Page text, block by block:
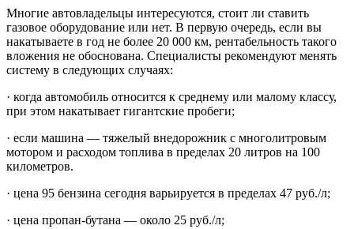
Многие автовладельцы интересуются, стоит ли ставить
газовое оборудование или нет. В первую очередь, если вы
накатываете в год не более 20 000 км, рентабельность такого
вложения не обоснована. Специалисты рекомендуют менять
систему в следующих случаях:
· когда автомобиль относится к среднему или малому классу,
при этом накатывает гигантские пробеги;
· если машина — тяжелый внедорожник с многолитровым
мотором и расходом топлива в пределах 20 литров на 100
километров.
· цена 95 бензина сегодня варьируется в пределах 47 руб./л;
· цена пропан-бутана — около 25 руб./л;